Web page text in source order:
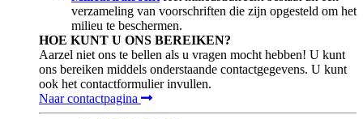
verzameling van voorschriften die zijn opgesteld om het
milieu te beschermen.
HOE KUNT U ONS BEREIKEN?
Aarzel niet ons te bellen als u vragen mocht hebben! U kunt
ons bereiken middels onderstaande contactgegevens. U kunt
ook het contactformulier invullen.
Naar contactpagina